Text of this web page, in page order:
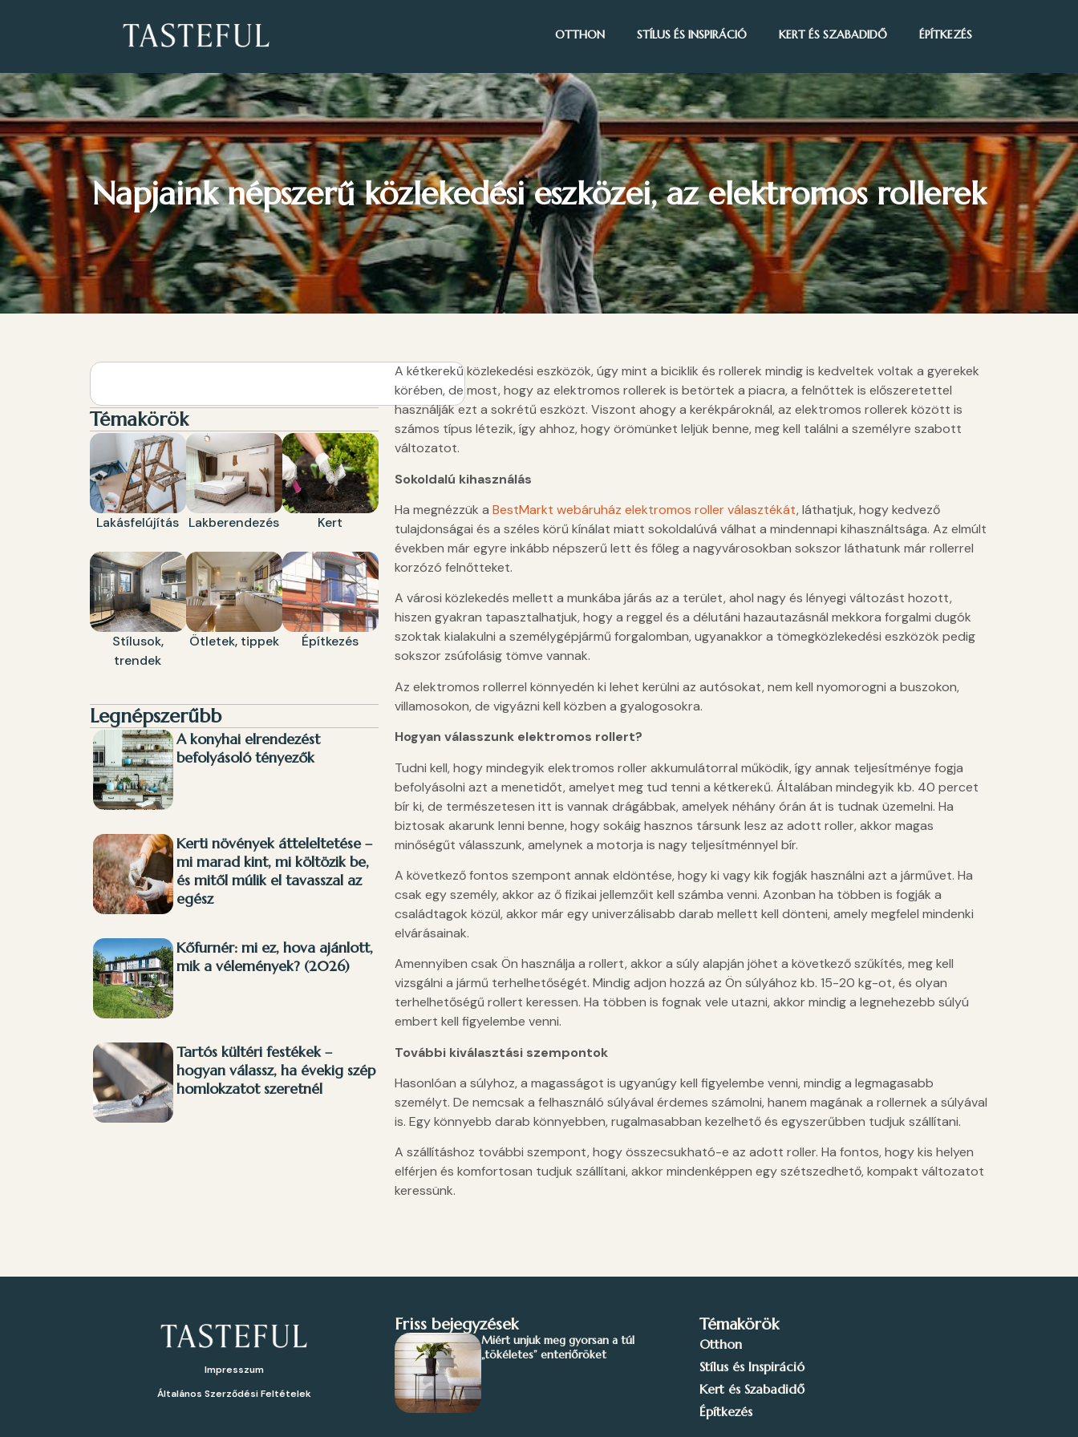
OTTHON STÍLUS ÉS INSPIRÁCIÓ KERT ÉS SZABADIDŐ ÉPÍTKEZÉS
Napjaink népszerű közlekedési eszközei, az elektromos rollerek
Témakörök
Lakásfelújítás Lakberendezés Kert
Stílusok,
trendek
Ötletek, tippek Építkezés
Legnépszerűbb
A konyhai elrendezést
befolyásoló tényezők
Kerti növények átteleltetése –
mi marad kint, mi költözik be,
és mitől múlik el tavasszal az
egész
Kőfurnér: mi ez, hova ajánlott,
mik a vélemények? (2026)
Tartós kültéri festékek –
hogyan válassz, ha évekig szép
homlokzatot szeretnél
A kétkerekű közlekedési eszközök, úgy mint a biciklik és rollerek mindig is kedveltek voltak a gyerekek
körében, de most, hogy az elektromos rollerek is betörtek a piacra, a felnőttek is előszeretettel
használják ezt a sokrétű eszközt. Viszont ahogy a kerékpároknál, az elektromos rollerek között is
számos típus létezik, így ahhoz, hogy örömünket leljük benne, meg kell találni a személyre szabott
változatot.
Sokoldalú kihasználás
Ha megnézzük a BestMarkt webáruház elektromos roller választékát, láthatjuk, hogy kedvező
tulajdonságai és a széles körű kínálat miatt sokoldalúvá válhat a mindennapi kihasználtsága. Az elmúlt
években már egyre inkább népszerű lett és főleg a nagyvárosokban sokszor láthatunk már rollerrel
korzózó felnőtteket.
A városi közlekedés mellett a munkába járás az a terület, ahol nagy és lényegi változást hozott,
hiszen gyakran tapasztalhatjuk, hogy a reggel és a délutáni hazautazásnál mekkora forgalmi dugók
szoktak kialakulni a személygépjármű forgalomban, ugyanakkor a tömegközlekedési eszközök pedig
sokszor zsúfolásig tömve vannak.
Az elektromos rollerrel könnyedén ki lehet kerülni az autósokat, nem kell nyomorogni a buszokon,
villamosokon, de vigyázni kell közben a gyalogosokra.
Hogyan válasszunk elektromos rollert?
Tudni kell, hogy mindegyik elektromos roller akkumulátorral működik, így annak teljesítménye fogja
befolyásolni azt a menetidőt, amelyet meg tud tenni a kétkerekű. Általában mindegyik kb. 40 percet
bír ki, de természetesen itt is vannak drágábbak, amelyek néhány órán át is tudnak üzemelni. Ha
biztosak akarunk lenni benne, hogy sokáig hasznos társunk lesz az adott roller, akkor magas
minőségűt válasszunk, amelynek a motorja is nagy teljesítménnyel bír.
A következő fontos szempont annak eldöntése, hogy ki vagy kik fogják használni azt a járművet. Ha
csak egy személy, akkor az ő fizikai jellemzőit kell számba venni. Azonban ha többen is fogják a
családtagok közül, akkor már egy univerzálisabb darab mellett kell dönteni, amely megfelel mindenki
elvárásainak.
Amennyiben csak Ön használja a rollert, akkor a súly alapján jöhet a következő szűkítés, meg kell
vizsgálni a jármű terhelhetőségét. Mindig adjon hozzá az Ön súlyához kb. 15-20 kg-ot, és olyan
terhelhetőségű rollert keressen. Ha többen is fognak vele utazni, akkor mindig a legnehezebb súlyú
embert kell figyelembe venni.
További kiválasztási szempontok
Hasonlóan a súlyhoz, a magasságot is ugyanúgy kell figyelembe venni, mindig a legmagasabb
személyt. De nemcsak a felhasználó súlyával érdemes számolni, hanem magának a rollernek a súlyával
is. Egy könnyebb darab könnyebben, rugalmasabban kezelhető és egyszerűbben tudjuk szállítani.
A szállításhoz további szempont, hogy összecsukható-e az adott roller. Ha fontos, hogy kis helyen
elférjen és komfortosan tudjuk szállítani, akkor mindenképpen egy szétszedhető, kompakt változatot
keressünk.
Impresszum
Általános Szerződési Feltételek
Friss bejegyzések
Miért unjuk meg gyorsan a túl
„tökéletes” enteriőröket
Témakörök
Otthon
Stílus és Inspiráció
Kert és Szabadidő
Építkezés